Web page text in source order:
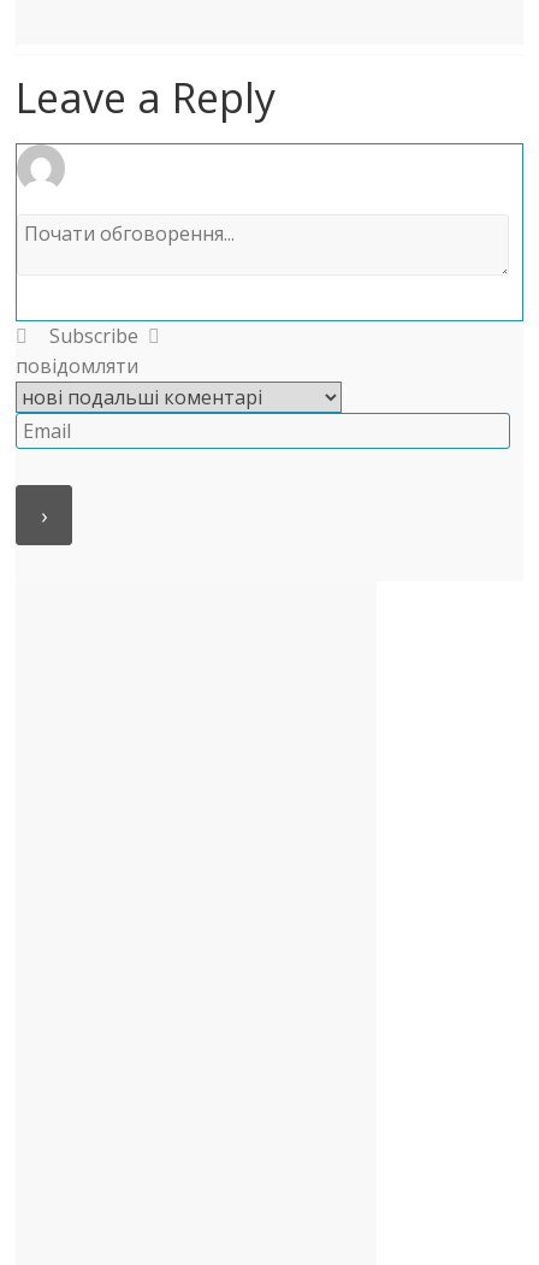
Leave a Reply
Subscribe
повідомляти